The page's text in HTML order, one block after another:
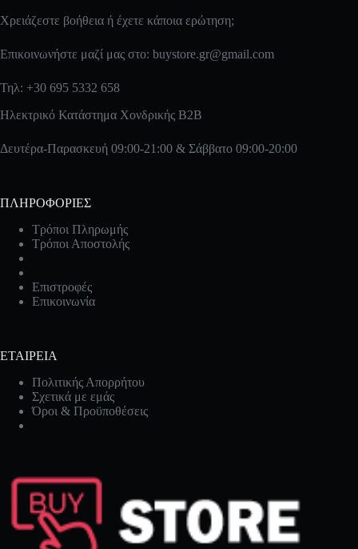
Χρειάζεστε βοήθεια ή έχετε κάποια ερώτηση;
Επικοινωνήστε μαζί μας στο: buystore.gr@gmail.com
Τηλ: +30 695 5332 658
Ηλεκτρικό Κατάστημα Χονδρικής B2B
Δευτέρα-Παρασκευή 09:00-21:00 & Σάββατο 09:00-20:00
ΠΛΗΡΟΦΟΡΙΕΣ
Τρόποι Πληρωμής
Τρόποι Αποστολής
Επιστροφές
Επικοινωνία
ΕΤΑΙΡΕΙΑ
Πολιτικής Απορρήτου
Σχετικά με εμάς
Όροι & Προϋποθέσεις